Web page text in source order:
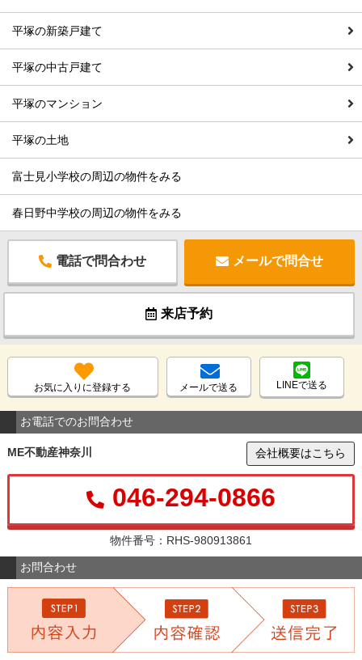
平塚の新築戸建て
平塚の中古戸建て
平塚のマンション
平塚の土地
富士見小学校の周辺の物件をみる
春日野中学校の周辺の物件をみる
電話で問合わせ メールで問合せ
来店予約
お気に入りに登録する メールで送る LINEで送る
お電話でのお問合わせ
ME不動産神奈川 会社概要はこちら
046-294-0866
物件番号：RHS-980913861
お問合わせ